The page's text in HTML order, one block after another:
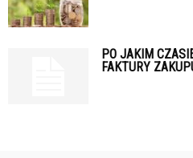
PO JAKIM
FAKTURY